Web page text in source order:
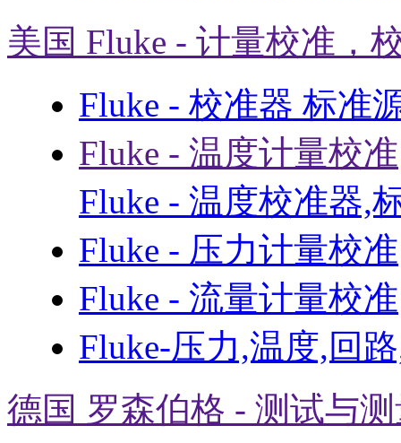
美国 Fluke - 计量校准，
Fluke - 校准器 标准
Fluke - 温度计量校准
Fluke - 温度校准器,
Fluke - 压力计量校准
Fluke - 流量计量校准
Fluke-压力,温度,回
德国 罗森伯格 - 测试与